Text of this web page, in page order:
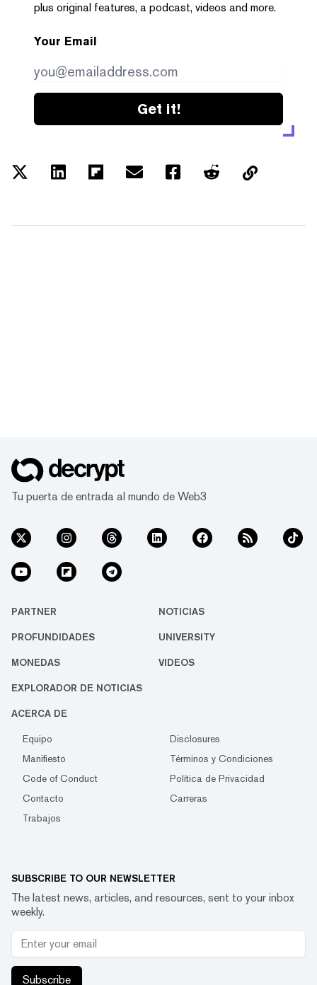
plus original features, a podcast, videos and more.
Your Email
Get it!
Tu puerta de entrada al mundo de Web3
PARTNER NOTICIAS
PROFUNDIDADES UNIVERSITY
MONEDAS VIDEOS
EXPLORADOR DE NOTICIAS
ACERCA DE
Equipo
Disclosures
Manifiesto
Términos y Condiciones
Code of Conduct
Política de Privacidad
Contacto
Carreras
Trabajos
SUBSCRIBE TO OUR NEWSLETTER
The latest news, articles, and resources, sent to your inbox
weekly.
Subscribe